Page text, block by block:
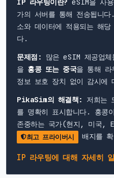
가의 서버를 통해 전송됩니
소와 데이터에 적용되는 해
다.
문제점: 많은 eSIM 제공업
을 홍콩 또는 중국을 통해 라
정보 보호 장치 없이 감시에
PikaSim의 해결책: 저희는
를 명확히 표시합니다. 홍콩
존중하는 국가(현지, 미국,
최고 프라이버시 배지를
IP 라우팅에 대해 자세히